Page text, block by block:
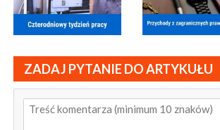
ZADAJ PYTANIE DO ARTYKUŁU